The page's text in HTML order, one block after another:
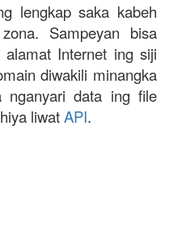
lengkap saka kabeh
Sampeyan bisa
Internet ing siji
diwakili minangka
nganyari data ing file
liwatAPI.